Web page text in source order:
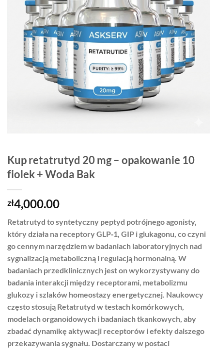
Kup retatrutyd 20 mg – opakowanie 10
fiolek + Woda Bak
zł4,000.00
Retatrutyd to syntetyczny peptyd potrójnego agonisty,
który działa na receptory GLP‑1, GIP i glukagonu, co czyni
go cennym narzędziem w badaniach laboratoryjnych nad
sygnalizacją metaboliczną i regulacją hormonalną. W
badaniach przedklinicznych jest on wykorzystywany do
badania interakcji między receptorami, metabolizmu
glukozy i szlaków homeostazy energetycznej. Naukowcy
często stosują Retatrutyd w testach komórkowych,
modelach organoidowych i badaniach tkankowych, aby
zbadać dynamikę aktywacji receptorów i efekty dalszego
przekazywania sygnału. Dostarczany w postaci